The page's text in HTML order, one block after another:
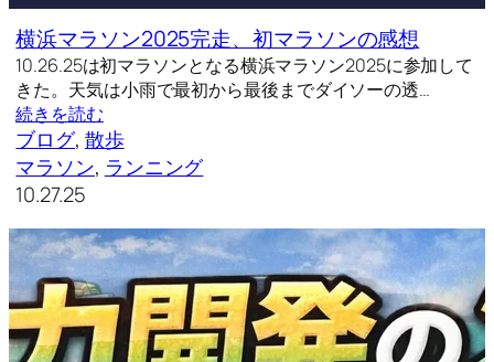
横浜マラソン2025完走、初マラソンの感想
10.26.25は初マラソンとなる横浜マラソン2025に参加して
きた。天気は小雨で最初から最後までダイソーの透…
続きを読む
ブログ, 散歩
マラソン, ランニング
10.27.25